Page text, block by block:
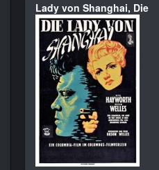
Lady von Shanghai, Die